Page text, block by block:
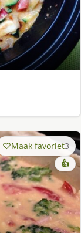
Maak favoriet3
👍